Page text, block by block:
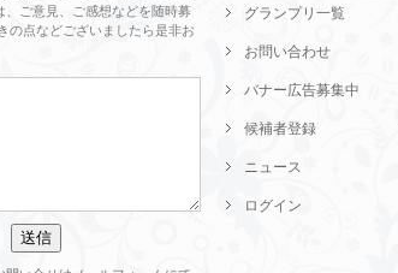
、ご意見、ご感想などを随時募
の点などございましたら是非お
グランプリ一覧
お問い合わせ
バナー広告募集中
候補者登録
ニュース
ログイン